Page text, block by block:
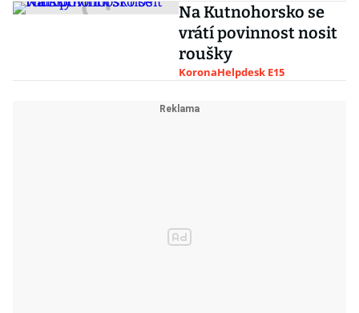
roušky v MHD
i vnitřních
Na Kutnohorsko se
vrátí povinnost nosit
roušky
KoronaHelpdesk E15